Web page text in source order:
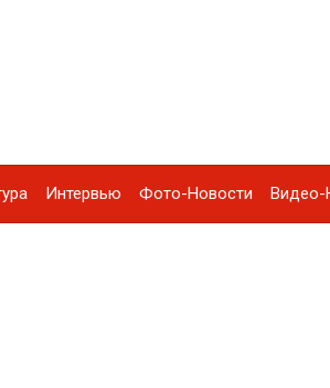
Интервью Фото-Новости Видео-